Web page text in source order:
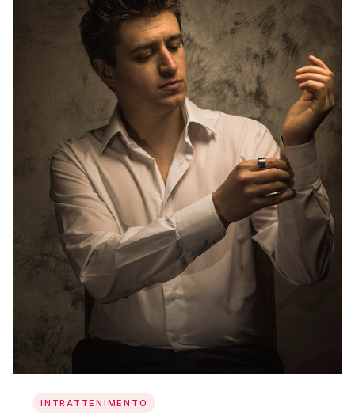
INTRATTENIMENTO